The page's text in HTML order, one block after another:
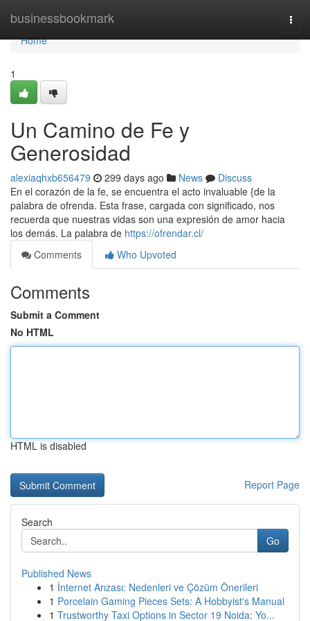
businessbookmark
Home
Home
1
Un Camino de Fe y
Generosidad
alexiaqhxb656479 299 days ago News
Discuss
En el corazón de la fe, se encuentra el acto invaluable {de la
palabra de ofrenda. Esta frase, cargada con significado, nos
recuerda que nuestras vidas son una expresión de amor hacia
los demás. La palabra de https://ofrendar.cl/
Comments
Who Upvoted
Comments
Submit a Comment
No HTML
HTML is disabled
Report Page
Search
Go
Published News
1 İnternet Arızası: Nedenleri ve Çözüm Önerileri
1 Porcelain Gaming Pieces Sets: A Hobbyist's Manual
1 Trustworthy Taxi Options in Sector 19 Noida: Yo...